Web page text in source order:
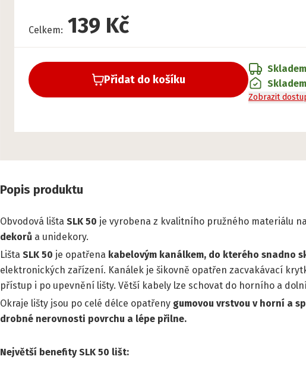
Celkem: 139 Kč
Přidat do košíku
Zobrazit
Popis produktu
Obvodová lišta SLK 50 je vyrobena z kvalitního pružného materiálu
dekorů a unidekory.
Lišta SLK 50 je opatřena kabelovým kanálkem, do kterého snadno
elektronických zařízení. Kanálek je šikovně opatřen zacvakávací
přístup i po upevnění lišty. Větší kabely lze schovat do horního a
Okraje lišty jsou po celé délce opatřeny gumovou vrstvou v horní a
drobné nerovnosti povrchu a lépe přilne.
Největší benefity SLK 50 lišt: